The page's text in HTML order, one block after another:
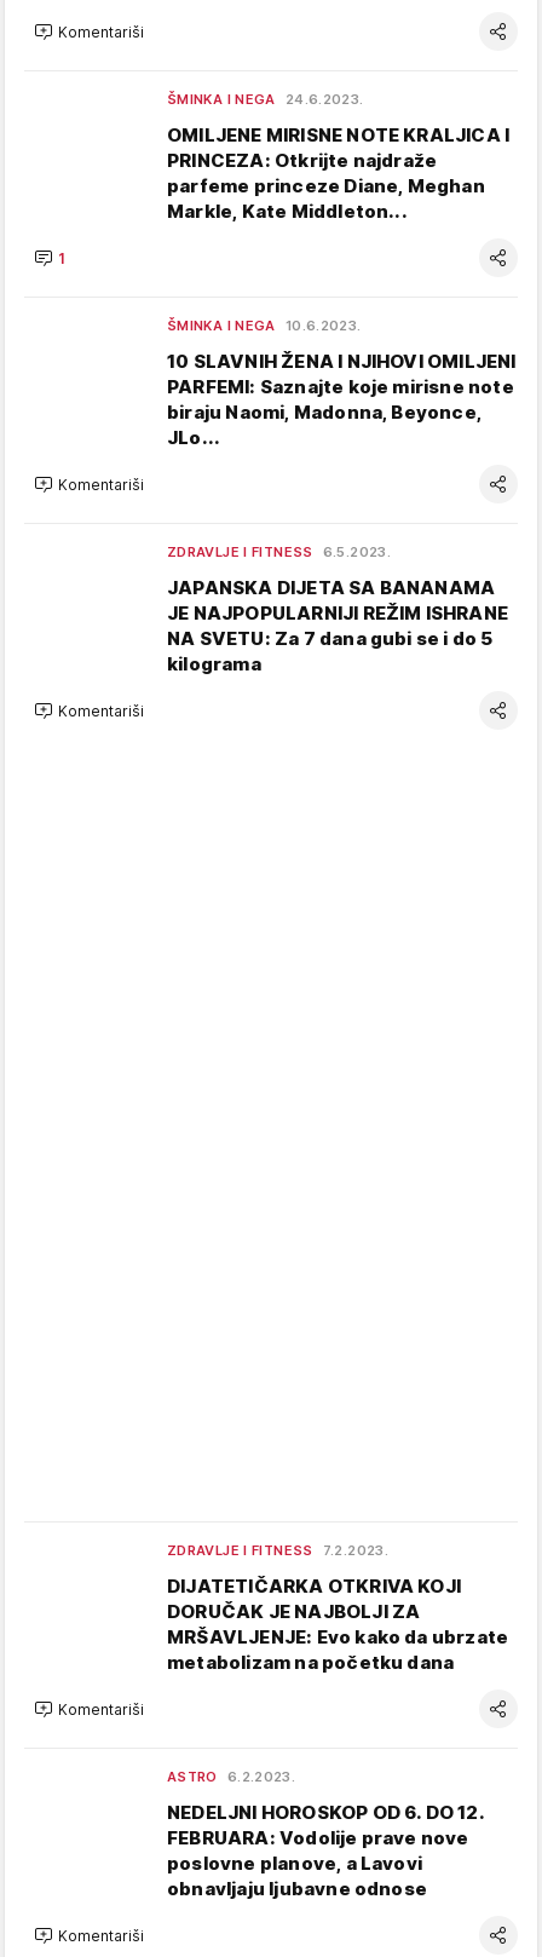
Komentariši
ŠMINKA I NEGA 24.6.2023.
OMILJENE MIRISNE NOTE KRALJICA I
PRINCEZA: Otkrijte najdraže
parfeme princeze Diane, Meghan
Markle, Kate Middleton...
1
ŠMINKA I NEGA 10.6.2023.
10 SLAVNIH ŽENA I NJIHOVI OMILJENI
PARFEMI: Saznajte koje mirisne note
biraju Naomi, Madonna, Beyonce,
JLo...
Komentariši
ZDRAVLJE I FITNESS 6.5.2023.
JAPANSKA DIJETA SA BANANAMA
JE NAJPOPULARNIJI REŽIM ISHRANE
NA SVETU: Za 7 dana gubi se i do 5
kilograma
Komentariši
ZDRAVLJE I FITNESS 7.2.2023.
DIJATETIČARKA OTKRIVA KOJI
DORUČAK JE NAJBOLJI ZA
MRŠAVLJENJE: Evo kako da ubrzate
metabolizam na početku dana
Komentariši
ASTRO 6.2.2023.
NEDELJNI HOROSKOP OD 6. DO 12.
FEBRUARA: Vodolije prave nove
poslovne planove, a Lavovi
obnavljaju ljubavne odnose
Komentariši